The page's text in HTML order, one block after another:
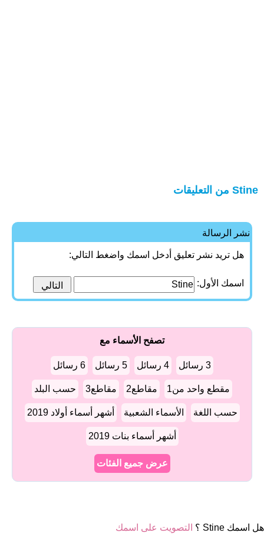
Stine من التعليقات
نشر الرسالة
هل تريد نشر تعليق أدخل اسمك واضغط التالي:
اسمك الأول:
تصفح الأسماء مع
3 رسائل 4 رسائل 5 رسائل 6 رسائل
مقطع واحد من1 مقاطع2 مقاطع3 حسب البلد
حسب اللغة الأسماء الشعبية أشهر أسماء أولاد 2019
أشهر أسماء بنات 2019
عرض جميع الفئات
هل اسمك Stine ؟ التصويت على اسمك